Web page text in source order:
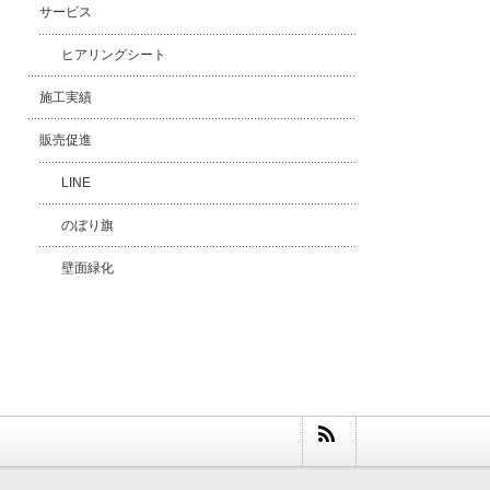
サービス
ヒアリングシート
施工実績
販売促進
LINE
のぼり旗
壁面緑化